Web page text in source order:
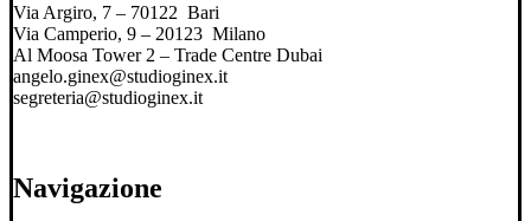
Via Argiro, 7 – 70122 Bari
Via Camperio, 9 – 20123 Milano
Al Moosa Tower 2 – Trade Centre Dubai
angelo.ginex@studioginex.it
segreteria@studioginex.it
Navigazione